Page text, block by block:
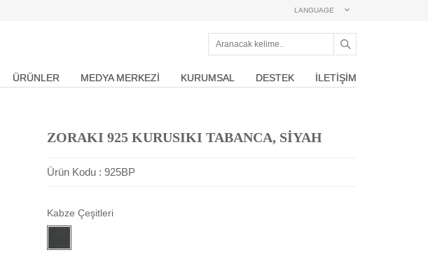
LANGUAGE
ÜRÜNLER MEDYA MERKEZİ KURUMSAL DESTEK İLETİŞİM
ZORAKI 925 KURUSIKI TABANCA, SİYAH
Ürün Kodu : 925BP
Kabze Çeşitleri